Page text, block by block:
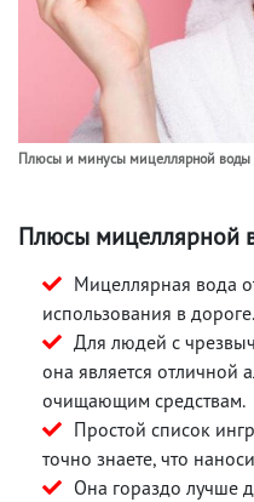
Плюсы и минусы мицеллярной воды
Плюсы мицеллярной
Мицеллярная вода
использования в дороге.
Для людей с
она является отличной
очищающим средствам.
Простой список
точно знаете, что
Она гораздо лучше